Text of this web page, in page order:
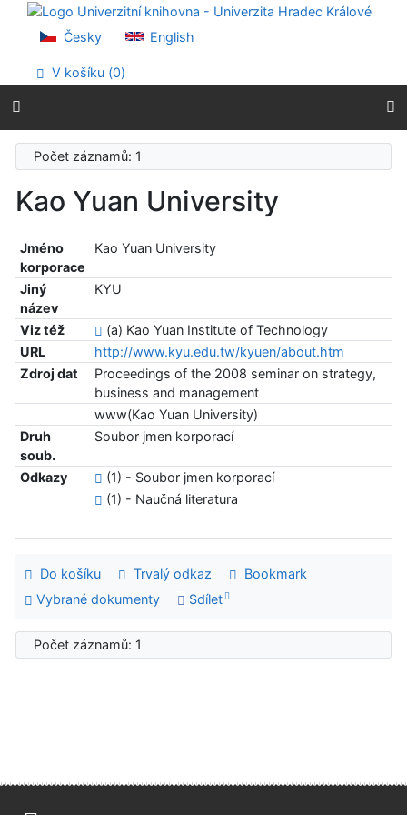
Přejít na obsah
Přejít na menu
Prohlášení o webové přístupnosti
Česky English
V košíku (0)
Počet záznamů: 1
Kao Yuan University
Jméno
korporace
Kao Yuan University
Jiný
název
KYU
Viz též
(a) Kao Yuan Institute of Technology
URL
http://www.kyu.edu.tw/kyuen/about.htm
Zdroj dat
Proceedings of the 2008 seminar on strategy,
business and management
www(Kao Yuan University)
Druh
soub.
Soubor jmen korporací
Odkazy
(1) - Soubor jmen korporací
(1) - Naučná literatura
Do košíku Trvalý odkaz
Bookmark
Vybrané dokumenty
Sdílet
Počet záznamů: 1